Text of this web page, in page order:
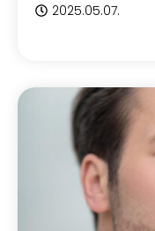
2025.05.07.